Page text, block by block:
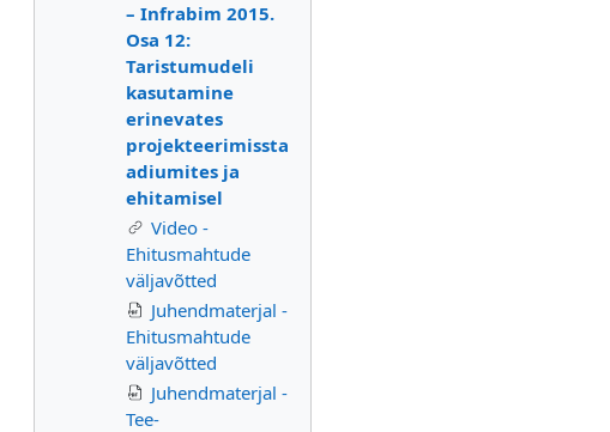
– Infrabim 2015.
Osa 12:
Taristumudeli
kasutamine
erinevates
projekteerimissta
adiumites ja
ehitamisel
Video -
Ehitusmahtude
väljavõtted
Juhendmaterjal -
Ehitusmahtude
väljavõtted
Juhendmaterjal -
Tee-